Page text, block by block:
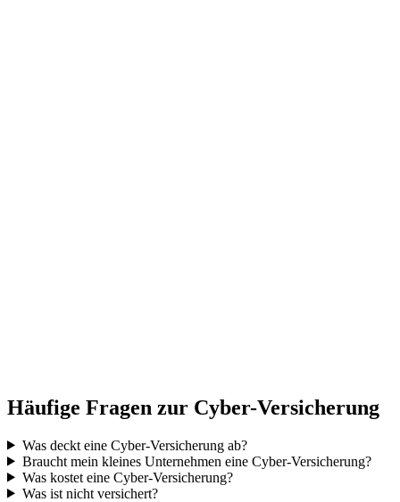
Häufige Fragen zur Cyber-Versicherung
Was deckt eine Cyber-Versicherung ab?
Braucht mein kleines Unternehmen eine Cyber-Versicherung?
Was kostet eine Cyber-Versicherung?
Was ist nicht versichert?